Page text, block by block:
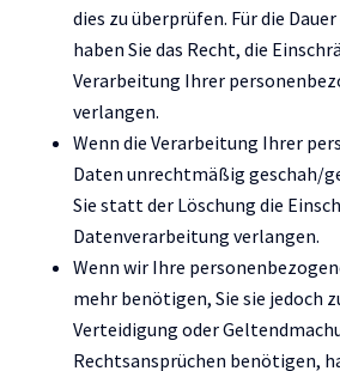
dies zu überprüfen. Für die
haben Sie das Recht, die
Verarbeitung Ihrer
verlangen.
Wenn die Verarbeitung Ihrer
Daten unrechtmäßig geschah/
Sie statt der Löschung die
Datenverarbeitung verlangen.
Wenn wir Ihre
mehr benötigen, Sie sie jedoch
Verteidigung oder
Rechtsansprüchen benötigen,